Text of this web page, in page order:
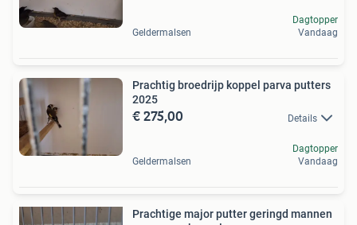
Geldermalsen
Dagtopper
Vandaag
Prachtig broedrijp koppel parva putters
2025
€ 275,00 Details
Geldermalsen
Dagtopper
Vandaag
Prachtige major putter geringd mannen